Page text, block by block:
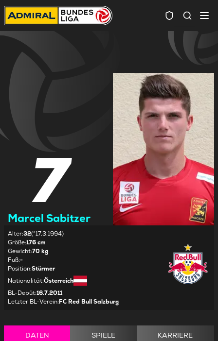
7
Marcel Sabitzer
Alter:32(*17.3.1994)
Größe:176 cm
Gewicht:70 kg
Fuß:-
Position:Stürmer
Nationalität:Österreich
BL-Debüt:16.7.2011
Letzter BL-Verein:FC Red Bull Salzburg
DATEN SPIELE KARRIERE